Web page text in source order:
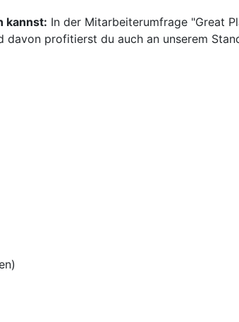
kannst: In der Mitarbeiterumfrage "Great
davon profitierst du auch an unserem